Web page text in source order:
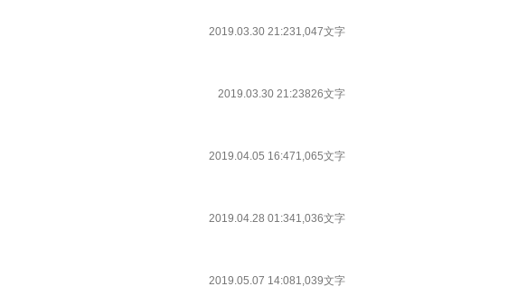
2019.03.30 21:231,047文字
2019.03.30 21:23826文字
2019.04.05 16:471,065文字
2019.04.28 01:341,036文字
2019.05.07 14:081,039文字